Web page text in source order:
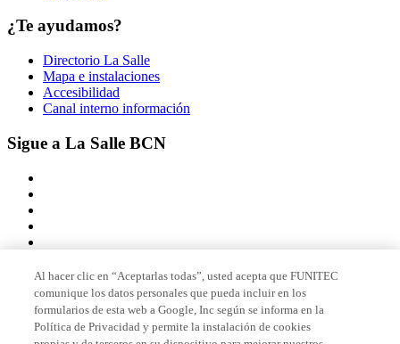
¿Te ayudamos?
Directorio La Salle
Mapa e instalaciones
Accesibilidad
Canal interno información
Sigue a La Salle BCN
Miembro de
Al hacer clic en “Aceptarlas todas”, usted acepta que FUNITEC
comunique los datos personales que pueda incluir en los
formularios de esta web a Google, Inc según se informa en la
Política de Privacidad y permite la instalación de cookies